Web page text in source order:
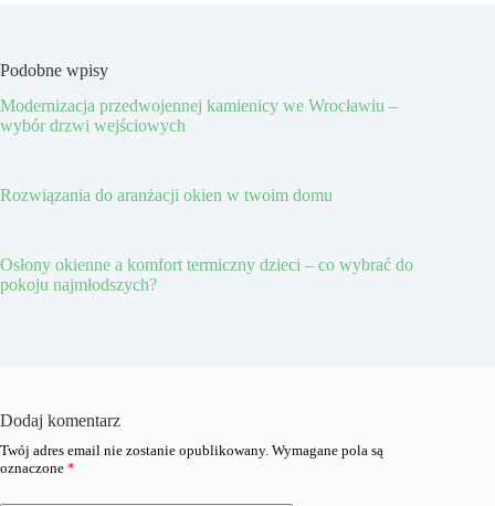
Podobne wpisy
Modernizacja przedwojennej kamienicy we Wrocławiu –
wybór drzwi wejściowych
Rozwiązania do aranżacji okien w twoim domu
Osłony okienne a komfort termiczny dzieci – co wybrać do
pokoju najmłodszych?
Dodaj komentarz
Twój adres email nie zostanie opublikowany. Wymagane pola są
oznaczone *